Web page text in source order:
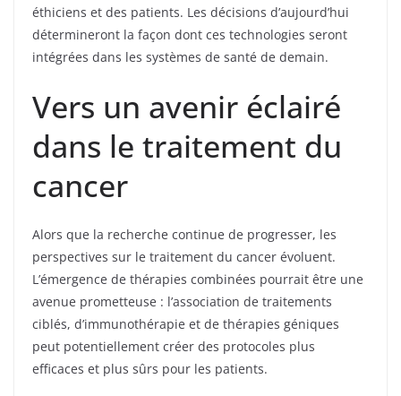
éthiciens et des patients. Les décisions d’aujourd’hui
détermineront la façon dont ces technologies seront
intégrées dans les systèmes de santé de demain.
Vers un avenir éclairé
dans le traitement du
cancer
Alors que la recherche continue de progresser, les
perspectives sur le traitement du cancer évoluent.
L’émergence de thérapies combinées pourrait être une
avenue prometteuse : l’association de traitements
ciblés, d’immunothérapie et de thérapies géniques
peut potentiellement créer des protocoles plus
efficaces et plus sûrs pour les patients.